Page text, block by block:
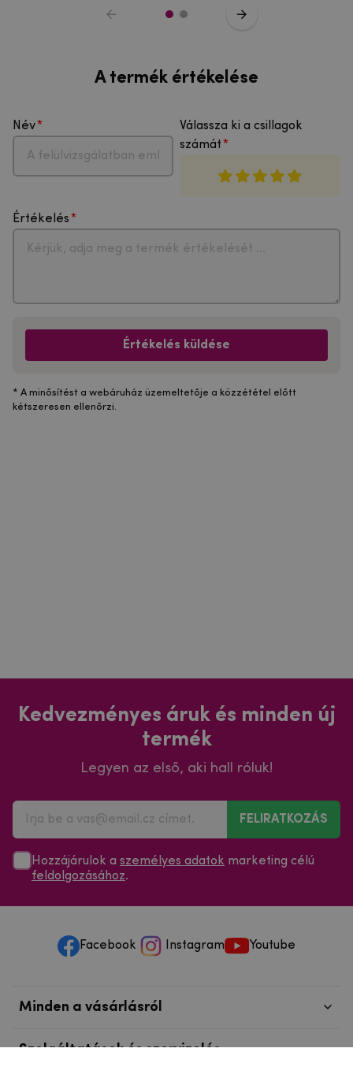
A termék értékelése
Név
Válassza ki a csillagok
számát
Értékelés
Értékelés küldése
* A minősítést a webáruház üzemeltetője a közzététel előtt
kétszeresen ellenőrzi.
Kedvezményes áruk és minden új
termék
Legyen az első, aki hall róluk!
FELIRATKOZÁS
Hozzájárulok a személyes adatok marketing célú
feldolgozásához.
Facebook Instagram Youtube
Minden a vásárlásról
Szolgáltatások és szervizelés